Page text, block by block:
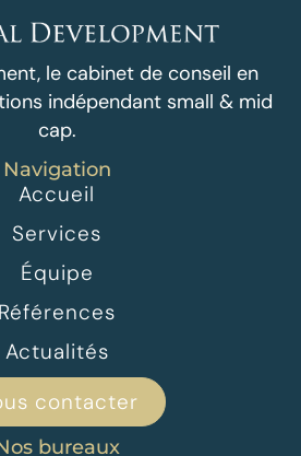
le cabinet de conseil en
indépendant small & mid
cap.
Navigation
Accueil
Services
Équipe
Références
Actualités
contacter
bureaux